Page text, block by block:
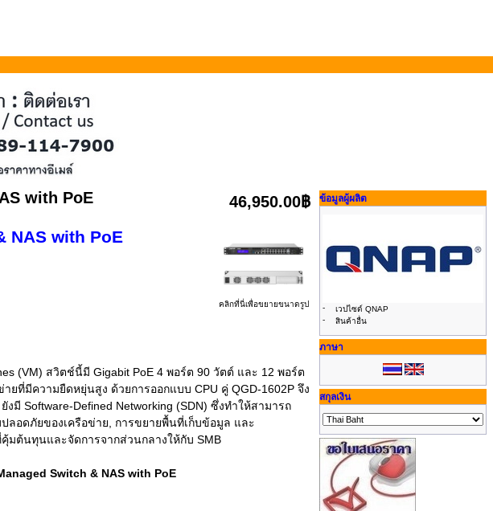
with PoE 46,950.00฿
คลิกที่นี่เพื่อขยายขนาดรูป
NAS with PoE
(VM) สวิตช์นี้มี Gigabit PoE 4 พอร์ต 90 วัตต์ และ 12 พอร์ต
ยที่มีความยืดหยุ่นสูง ด้วยการออกแบบ CPU คู่ QGD-1602P จึง
มี Software-Defined Networking (SDN) ซึ่งทำให้สามารถ
ปลอดภัยของเครือข่าย, การขยายพื้นที่เก็บข้อมูล และ
มต้นทุนและจัดการจากส่วนกลางให้กับ SMB
Switch & NAS with PoE
ข้อมูลผู้ผลิต
-
เวปไซด์ QNAP
-
สินค้าอื่น
ภาษา
สกุลเงิน